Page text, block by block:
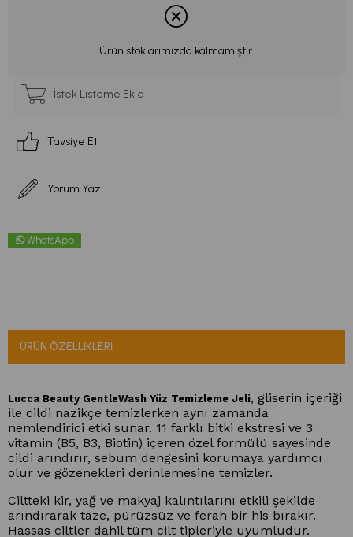
Ürün stoklarımızda kalmamıştır.
İstek Listeme Ekle
Tavsiye Et
Yorum Yaz
WhatsApp
ÜRÜN ÖZELLIKLERI
Lucca Beauty GentleWash Yüz Temizleme Jeli, gliserin içeriği
ile cildi nazikçe temizlerken aynı zamanda
nemlendirici etki sunar. 11 farklı bitki ekstresi ve 3
vitamin (B5, B3, Biotin) içeren özel formülü sayesinde
cildi arındırır, sebum dengesini korumaya yardımcı
olur ve gözenekleri derinlemesine temizler.
Ciltteki kir, yağ ve makyaj kalıntılarını etkili şekilde
arındırarak taze, pürüzsüz ve ferah bir his bırakır.
Hassas ciltler dahil tüm cilt tipleriyle uyumludur.